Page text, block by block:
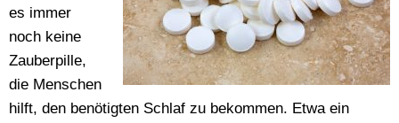
es immer
noch keine
Zauberpille,
die Menschen
hilft, den benötigten Schlaf zu bekommen. Etwa ein